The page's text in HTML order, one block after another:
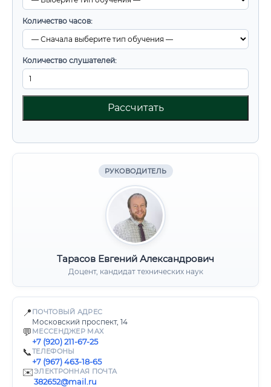
Количество часов:
Количество слушателей:
Рассчитать
РУКОВОДИТЕЛЬ
Тарасов Евгений Александрович
Доцент, кандидат технических наук
📍 ПОЧТОВЫЙ АДРЕС
Московский проспект, 14
💬 МЕССЕНДЖЕР MAX
+7 (920) 211-67-25
📞ТЕЛЕФОНЫ
+7 (967) 463-18-65
✉️ЭЛЕКТРОННАЯ ПОЧТА
382652@mail.ru